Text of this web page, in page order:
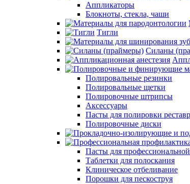
Аппликаторы
Блокноты, стекла, чаши
Тигли
Силаны
Полировальные резинки
Полировальные щетки
Полировочные штрипсы
Аксессуары
Пасты для полировки
Полировочные диски
Пасты для
Таблетки для полоскания
Клиническое отбеливание
Порошки для пескоструя